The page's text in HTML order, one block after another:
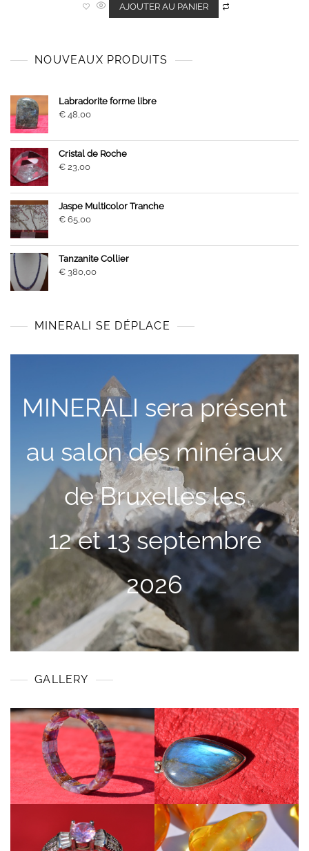
0
AJOUTER AU PANIER
NOUVEAUX PRODUITS
Labradorite forme libre
€ 48,00
Cristal de Roche
€ 23,00
Jaspe Multicolor Tranche
€ 65,00
Tanzanite Collier
€ 380,00
MINERALI SE DÉPLACE
MINERALI sera présent
au salon des minéraux
de Bruxelles les
12 et 13 septembre
2026
GALLERY